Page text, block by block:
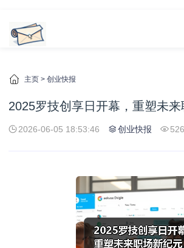
主页 > 创业快报
2025罗技创享日开幕，重塑未
2026-06-05 18:53:46 创业快报 526